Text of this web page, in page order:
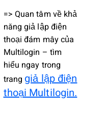
=> Quan tâm về khả
năng giả lập điện
thoại đám mây của
Multilogin – tìm
hiểu ngay trong
trang giả lập điện
thoại Multilogin.